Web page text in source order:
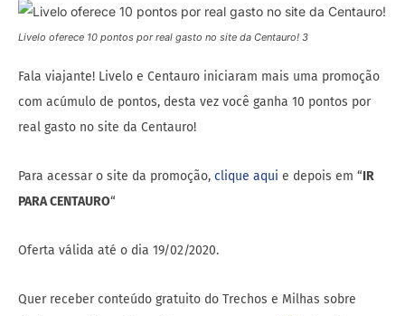
Livelo oferece 10 pontos por real gasto no site da Centauro! 3
Fala viajante! Livelo e Centauro iniciaram mais uma promoção
com acúmulo de pontos, desta vez você ganha 10 pontos por
real gasto no site da Centauro!
Para acessar o site da promoção, clique aqui e depois em “IR
PARA CENTAURO“
Oferta válida até o dia 19/02/2020.
Quer receber conteúdo gratuito do Trechos e Milhas sobre